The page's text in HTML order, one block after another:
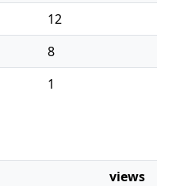
12
8
1
views